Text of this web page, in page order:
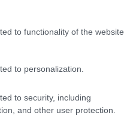
to functionality of the website
to personalization.
to security, including
and other user protection.